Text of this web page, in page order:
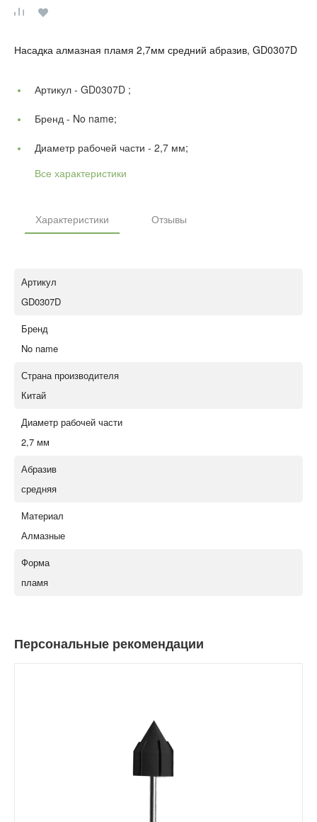
Насадка алмазная пламя 2,7мм средний абразив, GD0307D
Артикул - GD0307D ;
Бренд - No name;
Диаметр рабочей части - 2,7 мм;
Все характеристики
Характеристики Отзывы
Артикул
GD0307D
Бренд
No name
Страна производителя
Китай
Диаметр рабочей части
2,7 мм
Абразив
средняя
Материал
Алмазные
Форма
пламя
Персональные рекомендации